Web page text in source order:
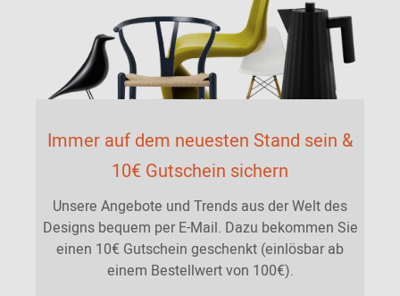
Immer auf dem neuesten Stand sein &
10€ Gutschein sichern
Unsere Angebote und Trends aus der Welt des
Designs bequem per E-Mail. Dazu bekommen Sie
einen 10€ Gutschein geschenkt (einlösbar ab
einem Bestellwert von 100€).